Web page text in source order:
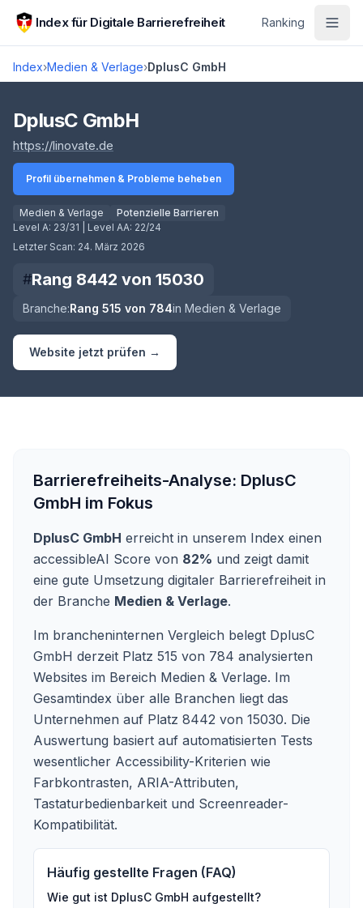
Zum Hauptinhalt springen
Index für Digitale Barrierefreiheit Ranking
Index›Medien & Verlage›DplusC GmbH
Score lädt
DplusC GmbH
https://linovate.de
Profil übernehmen & Probleme beheben
Medien & Verlage
Potenzielle Barrieren
Level A: 23/31 | Level AA: 22/24
Letzter Scan: 24. März 2026
#Rang 8442 von 15030
Branche:Rang 515 von 784in Medien & Verlage
Website jetzt prüfen →
Barrierefreiheits-Analyse: DplusC
GmbH im Fokus
DplusC GmbH erreicht in unserem Index einen
accessibleAI Score von 82% und zeigt damit
eine gute Umsetzung digitaler Barrierefreiheit in
der Branche Medien & Verlage.
Im brancheninternen Vergleich belegt DplusC
GmbH derzeit Platz 515 von 784 analysierten
Websites im Bereich Medien & Verlage. Im
Gesamtindex über alle Branchen liegt das
Unternehmen auf Platz 8442 von 15030. Die
Auswertung basiert auf automatisierten Tests
wesentlicher Accessibility-Kriterien wie
Farbkontrasten, ARIA-Attributen,
Tastaturbedienbarkeit und Screenreader-
Kompatibilität.
Häufig gestellte Fragen (FAQ)
Wie gut ist DplusC GmbH aufgestellt?